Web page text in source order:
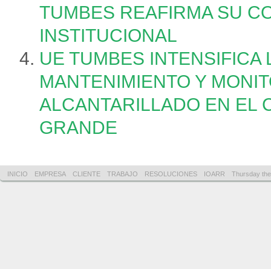
TUMBES REAFIRMA SU
INSTITUCIONAL
UE TUMBES INTENSIFICA
MANTENIMIENTO Y
ALCANTARILLADO EN EL
GRANDE
INICIO EMPRESA CLIENTE TRABAJO RESOLUCIONES IOARR Thursday